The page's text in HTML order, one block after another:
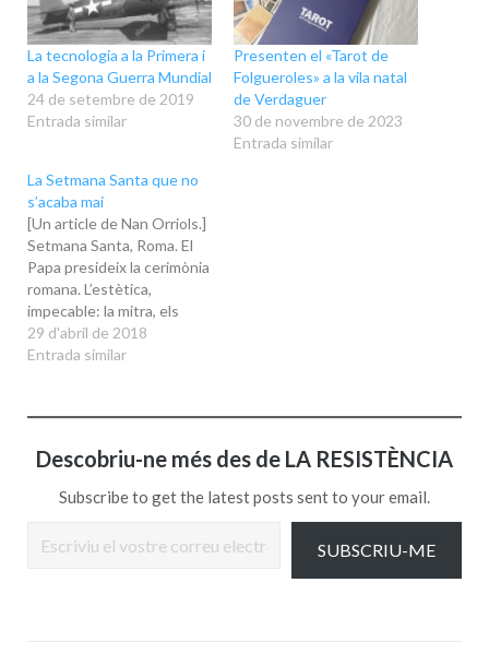
La tecnologia a la Primera i
a la Segona Guerra Mundial
24 de setembre de 2019
Entrada similar
Presenten el «Tarot de
Folgueroles» a la vila natal
de Verdaguer
30 de novembre de 2023
Entrada similar
La Setmana Santa que no
s’acaba mai
[Un article de Nan Orriols.]
Setmana Santa, Roma. El
Papa presideix la cerimònia
romana. L’estètica,
impecable: la mitra, els
espais, les pauses, i
l’escolania vaticana
canten els castrati).
legionaris treuen el Cristo
29 d'abril de 2018
Entrada similar
Descobriu-ne més des de LA RESISTÈNCIA
Subscribe to get the latest posts sent to your email.
SUBSCRIU-ME